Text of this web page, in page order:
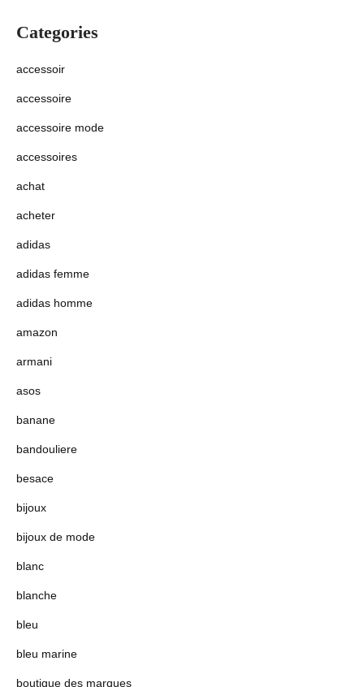
Categories
accessoir
accessoire
accessoire mode
accessoires
achat
acheter
adidas
adidas femme
adidas homme
amazon
armani
asos
banane
bandouliere
besace
bijoux
bijoux de mode
blanc
blanche
bleu
bleu marine
boutique des marques